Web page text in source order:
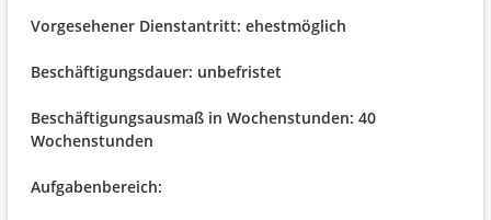
Vorgesehener Dienstantritt: ehestmöglich
Beschäftigungsdauer: unbefristet
Beschäftigungsausmaß in Wochenstunden: 40
Wochenstunden
Aufgabenbereich: